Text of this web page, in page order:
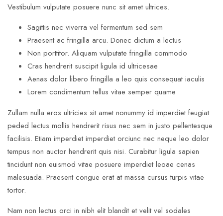
Vestibulum vulputate posuere nunc sit amet ultrices.
Sagittis nec viverra vel fermentum sed sem
Praesent ac fringilla arcu. Donec dictum a lectus
Non porttitor. Aliquam vulputate fringilla commodo
Cras hendrerit suscipit ligula id ultricesae
Aenas dolor libero fringilla a leo quis consequat iaculis
Lorem condimentum tellus vitae semper quame
Zullam nulla eros ultricies sit amet nonummy id imperdiet feugiat
peded lectus mollis hendrerit risus nec sem in justo pellentesque
facilisis. Etiam imperdiet imperdiet orciunc nec neque leo dolor
tempus non auctor hendrerit quis nisi. Curabitur ligula sapien
tincidunt non euismod vitae posuere imperdiet leoae cenas
malesuada. Praesent congue erat at massa cursus turpis vitae
tortor.
Nam non lectus orci in nibh elit blandit et velit vel sodales